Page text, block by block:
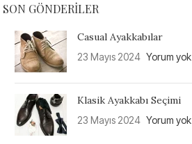
SON GÖNDERILER
Casual Ayakkabılar
23 Mayıs 2024 Yorum yok
Klasik Ayakkabı Seçimi
23 Mayıs 2024 Yorum yok